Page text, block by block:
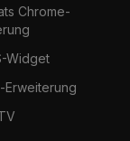
Chrome-
Widget
Erweiterung